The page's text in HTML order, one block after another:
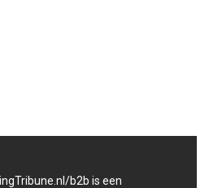
b2b is een